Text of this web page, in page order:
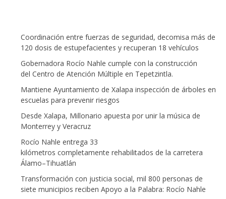
Coordinación entre fuerzas de seguridad, decomisa más de
120 dosis de estupefacientes y recuperan 18 vehículos
Gobernadora Rocío Nahle cumple con la construcción
del Centro de Atención Múltiple en Tepetzintla.
Mantiene Ayuntamiento de Xalapa inspección de árboles en
escuelas para prevenir riesgos
Desde Xalapa, Millonario apuesta por unir la música de
Monterrey y Veracruz
Rocío Nahle entrega 33
kilómetros completamente rehabilitados de la carretera
Álamo–Tihuatlán
Transformación con justicia social, mil 800 personas de
siete municipios reciben Apoyo a la Palabra: Rocío Nahle